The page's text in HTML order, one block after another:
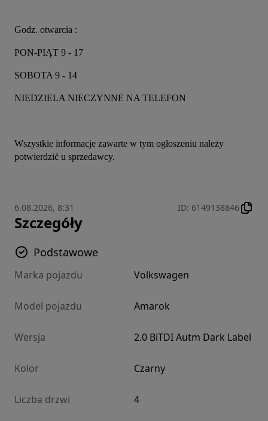
Godz. otwarcia :
PON-PIĄT 9 - 17
SOBOTA 9 - 14
NIEDZIELA NIECZYNNE NA TELEFON
Wszystkie informacje zawarte w tym ogłoszeniu należy
potwierdzić u sprzedawcy.
6.08.2026, 8:31 ID: 6149138846
Szczegóły
Podstawowe
Marka pojazdu Volkswagen
Model pojazdu Amarok
Wersja 2.0 BiTDI Autm Dark Label
Kolor Czarny
Liczba drzwi 4